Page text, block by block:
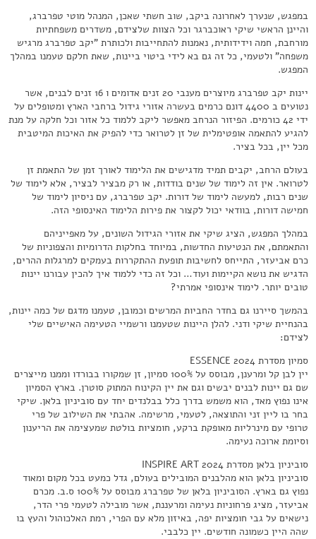
במפגש, שנערך לאחרונה ביקב, שוב חשתי שאכן, המנהל מוטי טפרברג,
והיינן הראשי שיקי ראוכברגר וכל הצוות שלצידם, משדרים משפחתיות
מורחבת, חמה וידידותית, נאמנות להתחייבות ולכותרת "יקב טפרברג מרגיש
משפחה" ולטעמי, כל זה גם בא לידי ביטוי ביינות, שאת חלקם טעמנו במהלך
המפגש.
יינות יקב טפרברג מיוצרים מענבי 20 זנים אדומים ו 16 זנים לבנים, אשר
נטועים ב 4400 דונם כרמים בעשרה אזורי גידול ברחבי הארץ ומטופלים על
ידי 42 כורמים. הפיזור הנרחב מאפשר ליקב ללמוד כל אזור וכל חלקה על מנת
להגיע להתאמה אופטימלית של זן לטרואר כדי להפיק את האיכות המיטבית
מכל יין, בכל בציר.
בעולם הרחב, יקבים תמיד מדגישים את הלימוד לאורך זמן של התאמת זן
לטרואר. אין זה לימוד של שנים בודדות, או רק מבציר לבציר, אלא לימוד של
שנים רבות, למעשה לימוד של דורות. יקב טפרברג, עם ניסיון לימוד של
חמישה דורות, בוודאי יכול לקצור את פירות הלימוד האינסופי הזה.
במהלך המפגש, הציג שיקי את אזורי הגידול השונים, על מאפייניהם
והתאמתם, את הנטיעות החדשות, במיוחד בחלקות הדרומיות והצפוניות של
כרם אביעזר, התייחס לחשיבות תופעת ההתקררות בעמקים למרגלות ההרים,
הדגיש את נושא הקיימות ועוד… וכל זה כדי ללמוד איך להכין עבורנו יינות
טובים יותר. לימוד אינסופי אמרתי?
בהמשך סיירנו גם בחדר החביות המרשים וכמובן, טעמנו מדגם של כמה יינות,
בהנחיית שיקי ודני. להלן היינות שטעמנו ורשמיי הטעימה האישיים שלי
לצידם:
סמיון מסדרת ESSENCE 2024
יין לבן קל ומרענן, מבוסס על 100% סמיון, זן שמקורו בבורדו וממנו מייצרים
שם גם יינות לבנים יבשים וגם את יין הקינוח המתוק סוטרן. בארץ הסמיון
אינו נפוץ מאד, הוא משמש בדרך כלל בבלנדים יחד עם סוביניון בלאן. שיקי
בחר בו ליין זני והתוצאה, לטעמי, מרשימה. אהבתי את השילוב של פרי
טרופי עם מינרליות מאופקת ברקע, חומציות בולטת שמעצימה את הריענון
וסיומת ארוכה נעימה.
סוביניון בלאן מסדרת INSPIRE ART 2024
סוביניון בלאן הוא מהלבנים המובילים בעולם, גדל כמעט בכל מקום ומאוד
נפוץ גם בארץ. הסוביניון בלאן של טפרברג מבוסס על 100% ס.ב. מכרם
אביעזר, מציג פרחוניות נעימה ומרעננת, אשר מובילה לטעמי פרי הדר,
נישאים על גבי חומציות יפה, באיזון מלא עם הפרי, רמת האלכוהול והעץ בו
שהה היין כשמונה חודשים. יין כלבבי.